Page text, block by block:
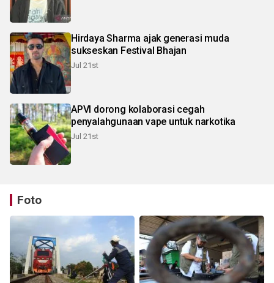
Hirdaya Sharma ajak generasi muda
sukseskan Festival Bhajan
Jul 21st
APVI dorong kolaborasi cegah
penyalahgunaan vape untuk narkotika
Jul 21st
Foto